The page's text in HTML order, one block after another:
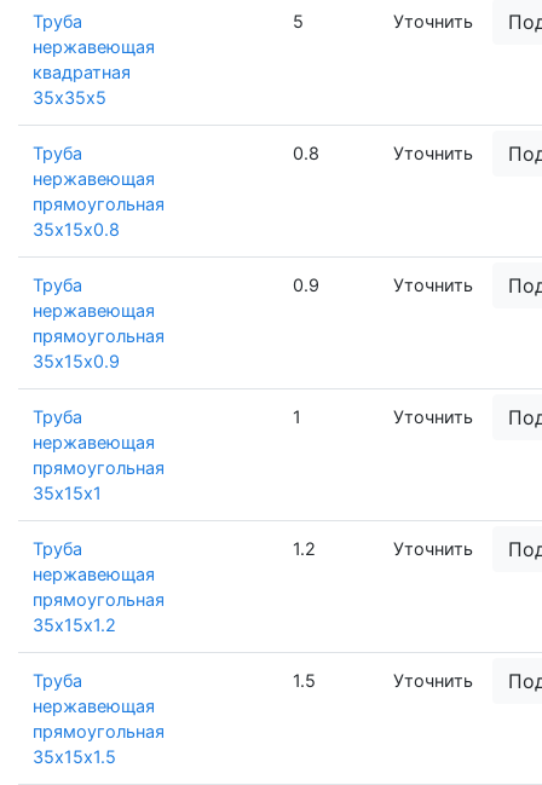
Труба
нержавеющая
квадратная
35х35х5
5 Уточнить
Труба
нержавеющая
прямоугольная
35х15х0.8
0.8 Уточнить
Труба
нержавеющая
прямоугольная
35х15х0.9
0.9 Уточнить
Труба
нержавеющая
прямоугольная
35х15х1
1 Уточнить
Труба
нержавеющая
прямоугольная
35х15х1.2
1.2 Уточнить
Труба
нержавеющая
прямоугольная
35х15х1.5
1.5 Уточнить